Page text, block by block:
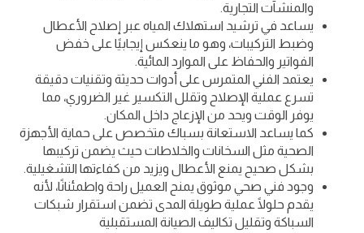
والمنشآت التجارية.
يساعد في ترشيد استهلاك المياه عبر إصلاح الأعطال
وضبط التركيبات، وهو ما ينعكس إيجابيًا على خفض
الفواتير والحفاظ على الموارد المائية.
يعتمد الفني المتمرس على أدوات حديثة وتقنيات دقيقة
تسرع عملية الإصلاح وتقلل التكسير غير الضروري، مما
يوفر الوقت ويحد من الإزعاج داخل المكان.
كما يساعد الاستعانة بسباك متخصص على حماية الأجهزة
الصحية مثل السخانات والخلاطات حيث يضمن تركيبها
بشكل صحيح يمنع الأعطال ويزيد من كفاءتها التشغيلية.
وجود فني صحي موثوق يمنح العميل راحة واطمئنانًا، لأنه
يقدم حلولًا عملية طويلة المدى تضمن استقرار شبكات
السباكة وتقليل تكاليف الصيانة المستقبلية